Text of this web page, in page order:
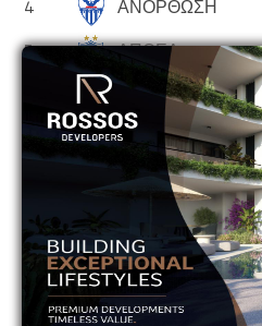
4 ΑΝΟΡΘΩΣΗ
5
ΑΠΟΕΛ
ΑΠΟΛΛΩΝ
7
ΑΡΗΣ
ΕΘΝΙΚΟΣ ΑΣΣΙΑΣ
9
ΘΟΙ
ΝΕΑ ΣΑΛΑΜΙΝΑ
ΟΛΥΜΠΙΑΚΟΣ